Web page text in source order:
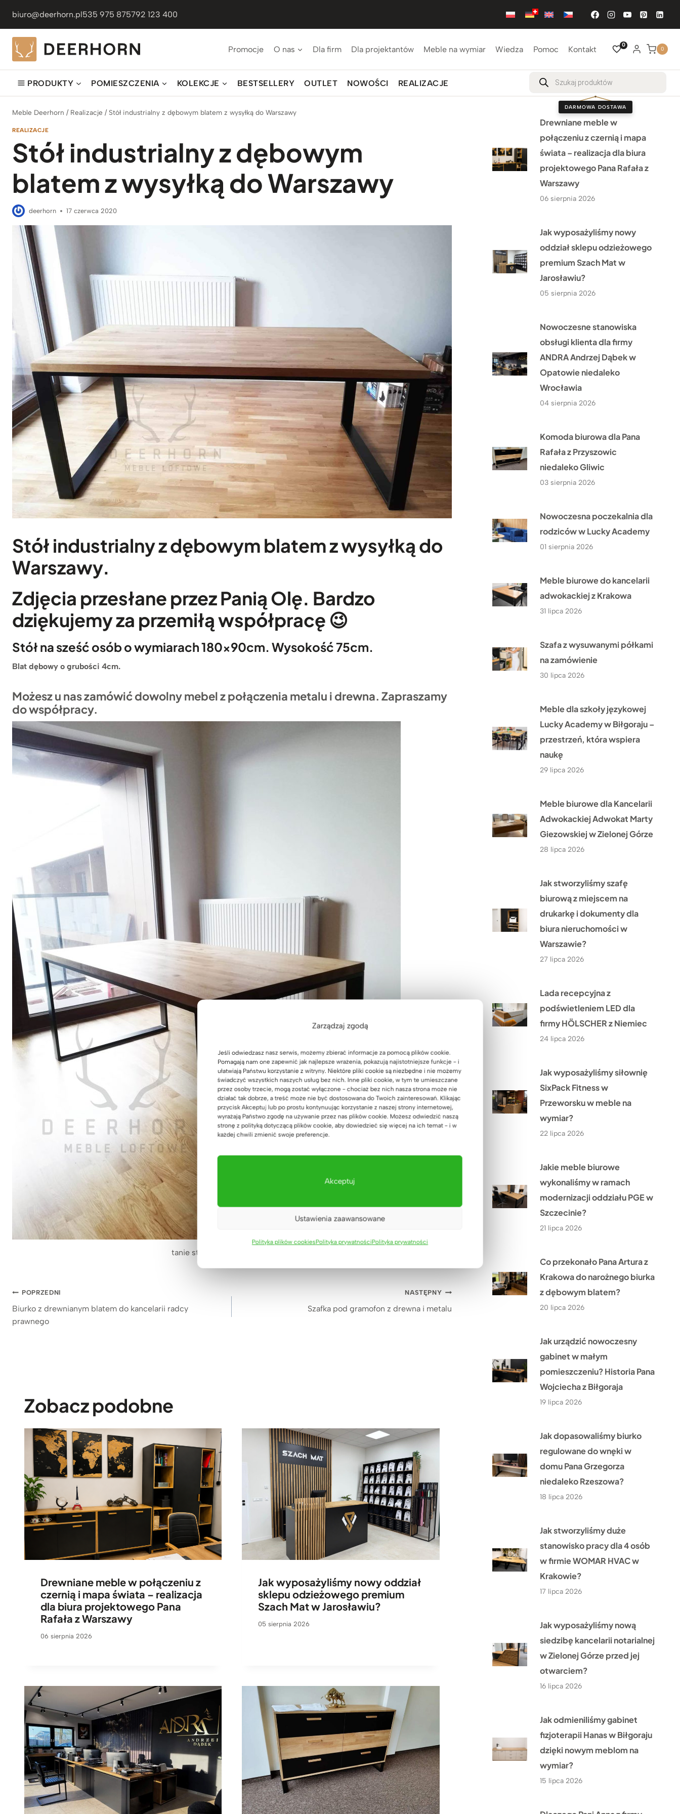
Zarządzaj zgodą
Jeśli odwiedzasz nasz serwis, możemy zbierać informacje za pomocą plików cookie.
Pomagają nam one zapewnić jak najlepsze wrażenia, pokazują najistotniejsze funkcje - i
ułatwiają Państwu korzystanie z witryny. Niektóre pliki cookie są niezbędne i nie możemy
świadczyć wszystkich naszych usług bez nich. Inne pliki cookie, w tym te umieszczane
przez osoby trzecie, mogą zostać wyłączone - chociaż bez nich nasza strona może nie
działać tak dobrze, a treść może nie być dostosowana do Twoich zainteresowań. Klikając
przycisk Akceptuj lub po prostu kontynuując korzystanie z naszej strony internetowej,
wyrażają Państwo zgodę na używanie przez nas plików cookie. Możesz odwiedzić naszą
stronę z polityką dotyczącą plików cookie, aby dowiedzieć się więcej na ich temat - i w
każdej chwili zmienić swoje preferencje.
Akceptuj
Ustawienia zaawansowane
Polityka plików cookiesPolityka prywatnościPolityka prywatności
treści
biuro@deerhorn.pl535 975 875792 123 400
Promocje O nas Dla firm Dla projektantów Meble na wymiar Wiedza Pomoc Kontakt 0
0
PRODUKTY POMIESZCZENIA KOLEKCJE BESTSELLERY OUTLET NOWOŚCI REALIZACJE
Wyszukiwarka
produktów
DARMOWA DOSTAWA
Meble Deerhorn / Realizacje / Stół industrialny z dębowym blatem z wysyłką do Warszawy
REALIZACJE
Stół industrialny z dębowym
blatem z wysyłką do Warszawy
deerhorn 17 czerwca 2020
Stół industrialnyz dębowym blatem z wysyłką do
Warszawy.
Zdjęcia przesłane przez Panią Olę. Bardzo
dziękujemy za przemiłą współpracę 😉
Stół na sześć osób o wymiarach 180x90cm. Wysokość 75cm.
Blat dębowy o grubości 4cm.
Możesz u nas zamówić dowolny mebel z połączenia metalu i drewna. Zapraszamy
do współpracy.
tanie stoły dębowe
Nawigacja
wpisu
POPRZEDNI
Biurko z drewnianym blatem do kancelarii radcy
prawnego
NASTĘPNY
Szafka pod gramofon z drewna i metalu
Zobacz podobne
Drewniane meble w połączeniu z
czernią i mapa świata – realizacja
dla biura projektowego Pana
Rafała z Warszawy
06 sierpnia 2026
Jak wyposażyliśmy nowy oddział
sklepu odzieżowego premium
Szach Mat w Jarosławiu?
05 sierpnia 2026
Drewniane meble w
połączeniu z czernią i mapa
świata – realizacja dla biura
projektowego Pana Rafała z
Warszawy
06 sierpnia 2026
Jak wyposażyliśmy nowy
oddział sklepu odzieżowego
premium Szach Mat w
Jarosławiu?
05 sierpnia 2026
Nowoczesne stanowiska
obsługi klienta dla firmy
ANDRA Andrzej Dąbek w
Opatowie niedaleko
Wrocławia
04 sierpnia 2026
Komoda biurowa dla Pana
Rafała z Przyszowic
niedaleko Gliwic
03 sierpnia 2026
Nowoczesna poczekalnia dla
rodziców w Lucky Academy
01 sierpnia 2026
Meble biurowe do kancelarii
adwokackiej z Krakowa
31 lipca 2026
Szafa z wysuwanymi półkami
na zamówienie
30 lipca 2026
Meble dla szkoły językowej
Lucky Academy w Biłgoraju –
przestrzeń, która wspiera
naukę
29 lipca 2026
Meble biurowe dla Kancelarii
Adwokackiej Adwokat Marty
Giezowskiej w Zielonej Górze
28 lipca 2026
Jak stworzyliśmy szafę
biurową z miejscem na
drukarkę i dokumenty dla
biura nieruchomości w
Warszawie?
27 lipca 2026
Lada recepcyjna z
podświetleniem LED dla
firmy HÖLSCHER z Niemiec
24 lipca 2026
Jak wyposażyliśmy siłownię
SixPack Fitness w
Przeworsku w meble na
wymiar?
22 lipca 2026
Jakie meble biurowe
wykonaliśmy w ramach
modernizacji oddziału PGE w
Szczecinie?
21 lipca 2026
Co przekonało Pana Artura z
Krakowa do narożnego biurka
z dębowym blatem?
20 lipca 2026
Jak urządzić nowoczesny
gabinet w małym
pomieszczeniu? Historia Pana
Wojciecha z Biłgoraja
19 lipca 2026
Jak dopasowaliśmy biurko
regulowane do wnęki w
domu Pana Grzegorza
niedaleko Rzeszowa?
18 lipca 2026
Jak stworzyliśmy duże
stanowisko pracy dla 4 osób
w firmie WOMAR HVAC w
Krakowie?
17 lipca 2026
Jak wyposażyliśmy nową
siedzibę kancelarii notarialnej
w Zielonej Górze przed jej
otwarciem?
16 lipca 2026
Jak odmieniliśmy gabinet
fizjoterapii Hanas w Biłgoraju
dzięki nowym meblom na
wymiar?
15 lipca 2026